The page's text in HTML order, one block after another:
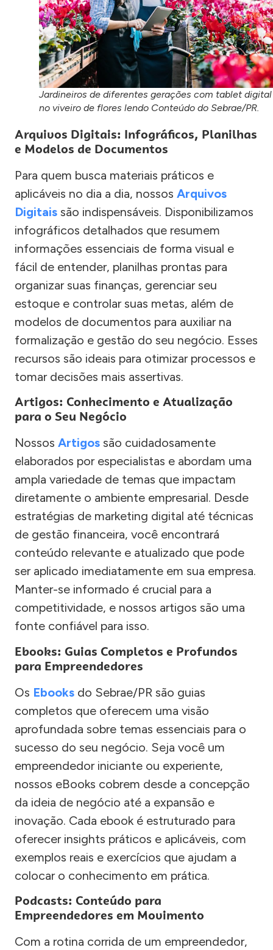
Jardineiros de diferentes gerações com tablet digital
no viveiro de flores lendo Conteúdo do Sebrae/PR.
Arquivos Digitais: Infográficos, Planilhas
e Modelos de Documentos
Para quem busca materiais práticos e
aplicáveis no dia a dia, nossos Arquivos
Digitais são indispensáveis. Disponibilizamos
infográficos detalhados que resumem
informações essenciais de forma visual e
fácil de entender, planilhas prontas para
organizar suas finanças, gerenciar seu
estoque e controlar suas metas, além de
modelos de documentos para auxiliar na
formalização e gestão do seu negócio. Esses
recursos são ideais para otimizar processos e
tomar decisões mais assertivas.
Artigos: Conhecimento e Atualização
para o Seu Negócio
Nossos Artigos são cuidadosamente
elaborados por especialistas e abordam uma
ampla variedade de temas que impactam
diretamente o ambiente empresarial. Desde
estratégias de marketing digital até técnicas
de gestão financeira, você encontrará
conteúdo relevante e atualizado que pode
ser aplicado imediatamente em sua empresa.
Manter-se informado é crucial para a
competitividade, e nossos artigos são uma
fonte confiável para isso.
Ebooks: Guias Completos e Profundos
para Empreendedores
Os Ebooks do Sebrae/PR são guias
completos que oferecem uma visão
aprofundada sobre temas essenciais para o
sucesso do seu negócio. Seja você um
empreendedor iniciante ou experiente,
nossos eBooks cobrem desde a concepção
da ideia de negócio até a expansão e
inovação. Cada ebook é estruturado para
oferecer insights práticos e aplicáveis, com
exemplos reais e exercícios que ajudam a
colocar o conhecimento em prática.
Podcasts: Conteúdo para
Empreendedores em Movimento
Com a rotina corrida de um empreendedor,